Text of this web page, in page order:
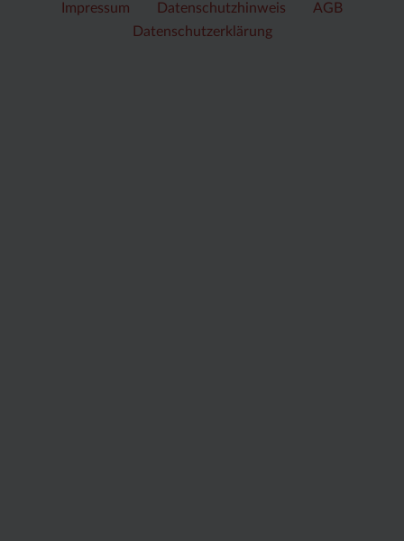
Impressum Datenschutzhinweis
AGB
Datenschutzerklärung